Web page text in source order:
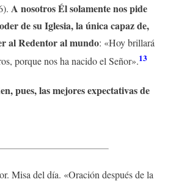
A nosotros Él solamente nos pide
de su Iglesia, la única capaz de,
al Redentor al mundo: «Hoy brillará
porque nos ha nacido el Señor».13
pues, las mejores expectativas de
Misa del día. «Oración después de la